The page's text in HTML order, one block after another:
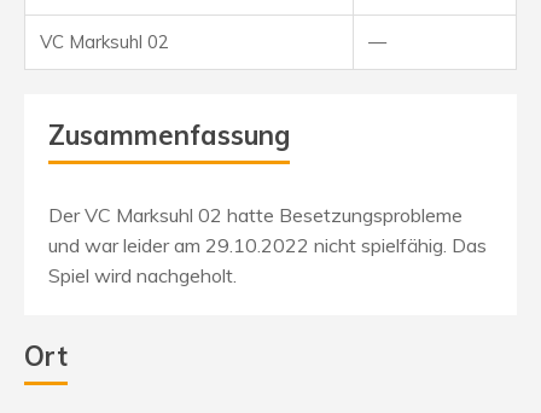
VC Marksuhl 02 —
Zusammenfassung
Der VC Marksuhl 02 hatte Besetzungsprobleme
und war leider am 29.10.2022 nicht spielfähig. Das
Spiel wird nachgeholt.
Ort